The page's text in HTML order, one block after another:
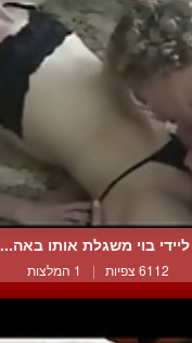
ליידי בוי משגלת אותו באה...
6112 צפיות | 1 המלצות